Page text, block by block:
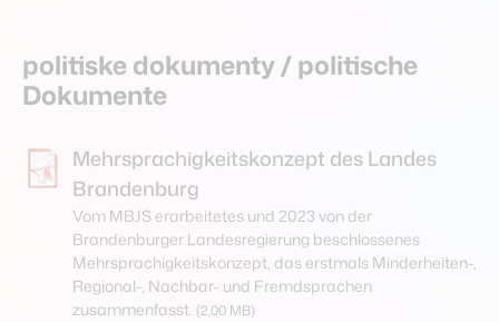
politiske dokumenty / politische
Dokumente
Mehrsprachigkeitskonzept des Landes
Brandenburg
Vom MBJS erarbeitetes und 2023 von der
Brandenburger Landesregierung beschlossenes
Mehrsprachigkeitskonzept, das erstmals Minderheiten-,
Regional-, Nachbar- und Fremdsprachen
zusammenfasst. (2,00 MB)